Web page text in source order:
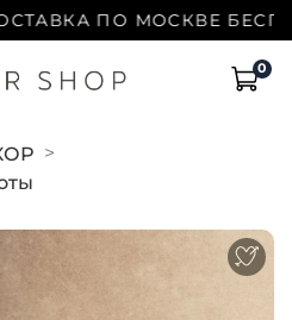
ПО МОСКВЕ
0